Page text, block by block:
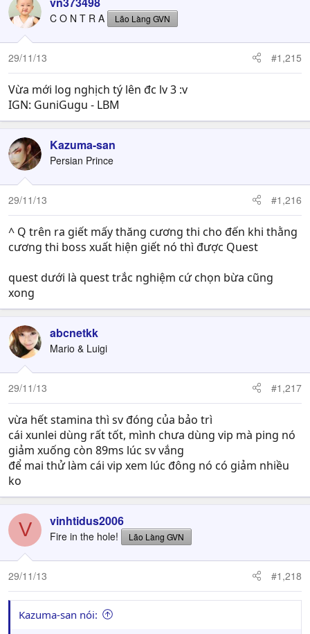
C O N T R A Lão Làng GVN
29/11/13 #1,215
Vừa mới log nghịch tý lên đc lv 3 :v
IGN: GuniGugu - LBM
Kazuma-san
Persian Prince
29/11/13 #1,216
^ Q trên ra giết mấy thăng cương thi cho đến khi thằng
cương thi boss xuất hiện giết nó thì được Quest
quest dưới là quest trắc nghiệm cứ chọn bừa cũng
xong
abcnetkk
Mario & Luigi
29/11/13 #1,217
vừa hết stamina thì sv đóng của bảo trì
cái xunlei dùng rất tốt, mình chưa dùng vip mà ping nó
giảm xuống còn 89ms lúc sv vắng
để mai thử làm cái vip xem lúc đông nó có giảm nhiều
ko
V vinhtidus2006
Fire in the hole! Lão Làng GVN
29/11/13 #1,218
Kazuma-san nói: